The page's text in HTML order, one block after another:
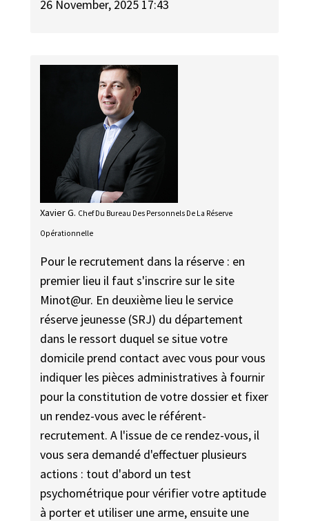
26 November, 2025 17:43
Xavier G. Chef Du Bureau Des Personnels De La Réserve
Opérationnelle
Pour le recrutement dans la réserve : en
premier lieu il faut s'inscrire sur le site
Minot@ur. En deuxième lieu le service
réserve jeunesse (SRJ) du département
dans le ressort duquel se situe votre
domicile prend contact avec vous pour vous
indiquer les pièces administratives à fournir
pour la constitution de votre dossier et fixer
un rendez-vous avec le référent-
recrutement. A l'issue de ce rendez-vous, il
vous sera demandé d'effectuer plusieurs
actions : tout d'abord un test
psychométrique pour vérifier votre aptitude
à porter et utiliser une arme, ensuite une